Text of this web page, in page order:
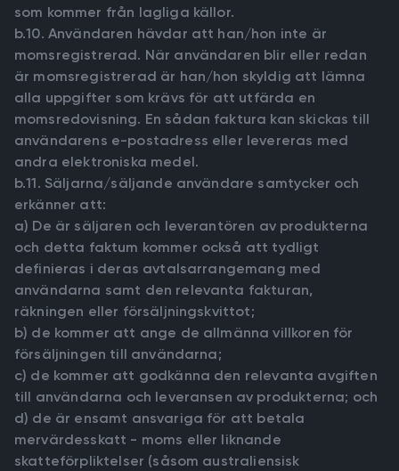
som kommer från lagliga källor.
b.10. Användaren hävdar att han/hon inte är
momsregistrerad. När användaren blir eller redan
är momsregistrerad är han/hon skyldig att lämna
alla uppgifter som krävs för att utfärda en
momsredovisning. En sådan faktura kan skickas till
användarens e-postadress eller levereras med
andra elektroniska medel.
b.11. Säljarna/säljande användare samtycker och
erkänner att:
a) De är säljaren och leverantören av produkterna
och detta faktum kommer också att tydligt
definieras i deras avtalsarrangemang med
användarna samt den relevanta fakturan,
räkningen eller försäljningskvittot;
b) de kommer att ange de allmänna villkoren för
försäljningen till användarna;
c) de kommer att godkänna den relevanta avgiften
till användarna och leveransen av produkterna; och
d) de är ensamt ansvariga för att betala
mervärdesskatt - moms eller liknande
skatteförpliktelser (såsom australiensisk